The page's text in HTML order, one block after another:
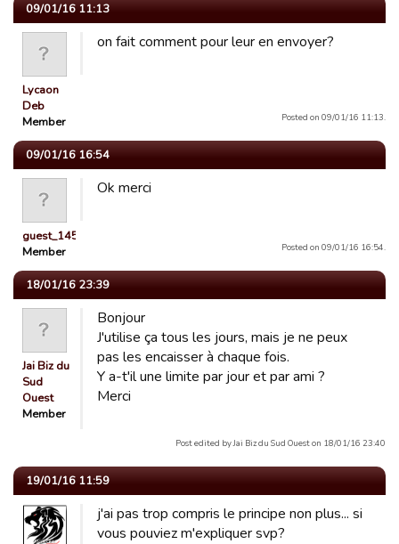
09/01/16 11:13
Lycaon
Deb
Member
on fait comment pour leur en envoyer?
Posted on 09/01/16 11:13.
09/01/16 16:54
guest_1451141579292
Member
Ok merci
Posted on 09/01/16 16:54.
18/01/16 23:39
Jai Biz du
Sud
Ouest
Member
Bonjour
J'utilise ça tous les jours, mais je ne peux
pas les encaisser à chaque fois.
Y a-t'il une limite par jour et par ami ?
Merci
Post edited by Jai Biz du Sud Ouest on 18/01/16 23:40
19/01/16 11:59
j'ai pas trop compris le principe non plus... si
vous pouviez m'expliquer svp?